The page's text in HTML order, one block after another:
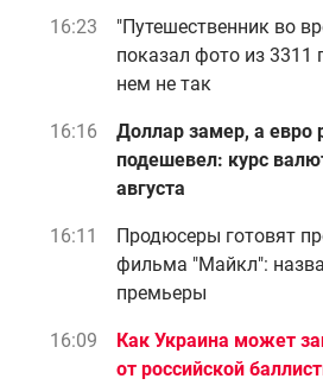
16:23
"Путешественник во
показал фото из 3311
нем не так
16:16
Доллар замер, а евро
подешевел: курс
августа
16:11
Продюсеры готовят
фильма "Майкл":
премьеры
16:09
Как Украина может
от российской